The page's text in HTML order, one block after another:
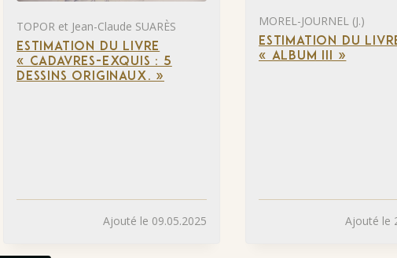
TOPOR et Jean-Claude SUARÈS
ESTIMATION DU LIVRE
« CADAVRES-EXQUIS : 5
DESSINS ORIGINAUX. »
Ajouté le 09.05.2025
MOREL-JOURNEL (J.)
ESTIMATION DU
« ALBUM III »
Ajouté le